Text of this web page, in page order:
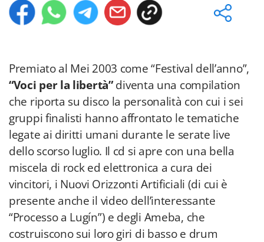
Premiato al Mei 2003 come “Festival dell’anno”,
“Voci per la libertà”diventa una compilation
che riporta su disco la personalità con cui i sei
gruppi finalisti hanno affrontato le tematiche
legate ai diritti umani durante le serate live
dello scorso luglio. Il cd si apre con una bella
miscela di rock ed elettronica a cura dei
vincitori, i Nuovi Orizzonti Artificiali (di cui è
presente anche il video dell’interessante
“Processo a Lugín”) e degli Ameba, che
costruiscono sui loro giri di basso e drum